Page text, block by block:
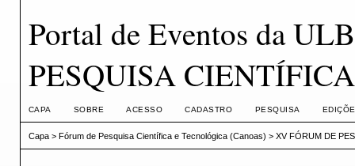
Portal de Eventos da
PESQUISA
CAPA SOBRE ACESSO CADASTRO PESQUISA
Capa> Fórum de Pesquisa Científica e Tecnológica (Canoas) > XV FÓRUM DE